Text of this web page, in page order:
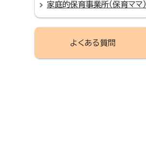
家庭的保育事業所（保育ママ）
よくある質問